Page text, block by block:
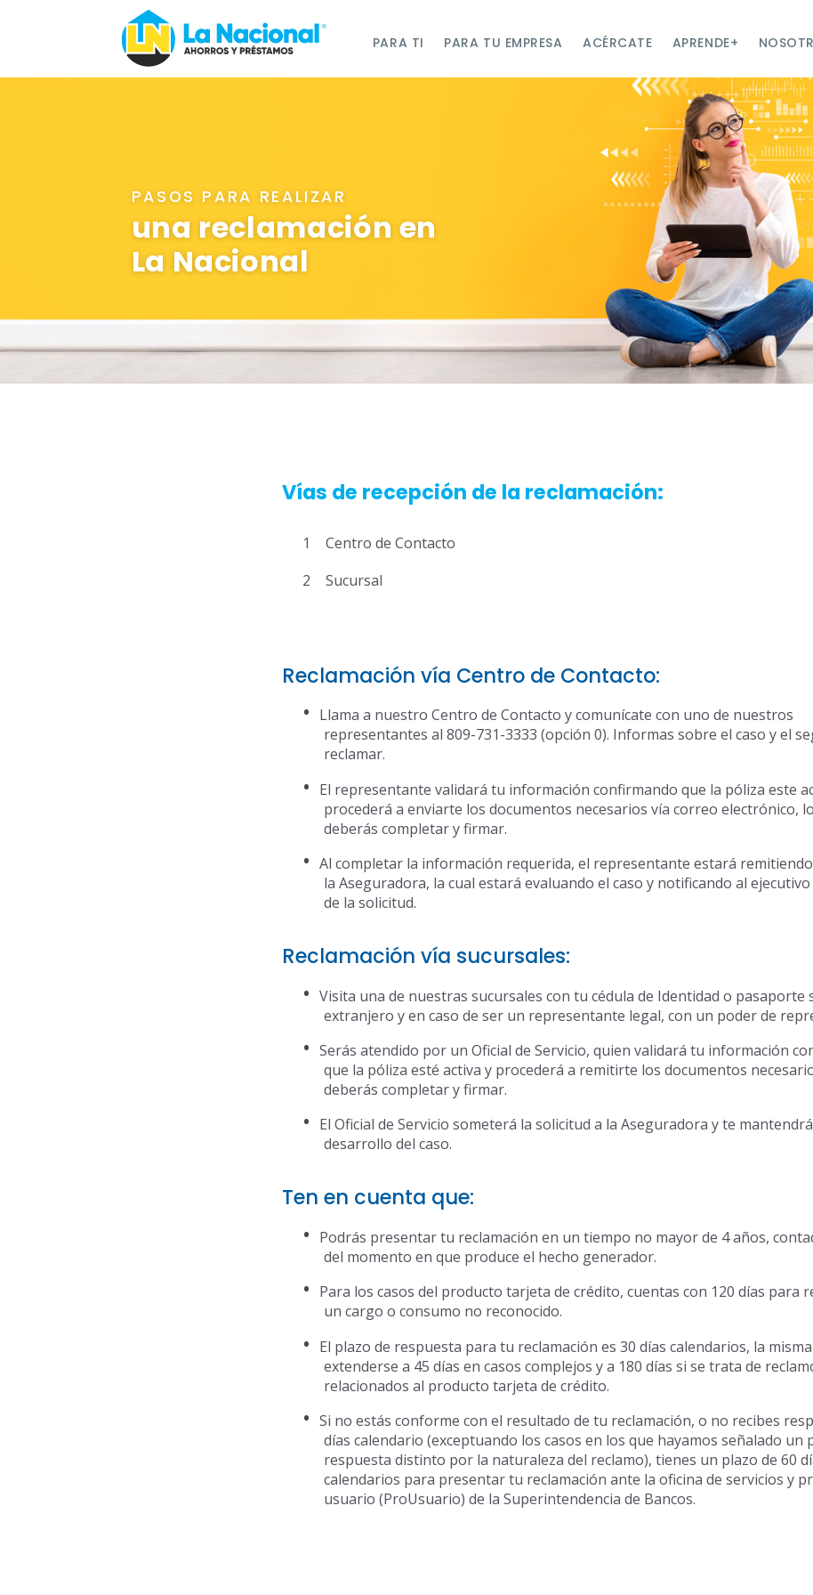
PARA TI PARA TU EMPRESA ACÉRCATE APRENDE+
PASOS PARA REALIZAR
una reclamación en
La Nacional
Vías de recepción de la reclamación:
Centro de Contacto
Sucursal
Reclamación vía Centro de Contacto:
Llama a nuestro Centro de Contacto y comunícate con uno de nuestros
representantes al 809-731-3333 (opción 0). Informas sobre el caso y el
reclamar.
El representante validará tu información confirmando que la póliza este
procederá a enviarte los documentos necesarios vía correo electrónico,
deberás completar y firmar.
Al completar la información requerida, el representante estará
la Aseguradora, la cual estará evaluando el caso y notificando al
de la solicitud.
Reclamación vía sucursales:
Visita una de nuestras sucursales con tu cédula de Identidad o pasaporte
extranjero y en caso de ser un representante legal, con un poder de
Serás atendido por un Oficial de Servicio, quien validará tu información
que la póliza esté activa y procederá a remitirte los documentos
deberás completar y firmar.
El Oficial de Servicio someterá la solicitud a la Aseguradora y te
desarrollo del caso.
Ten en cuenta que:
Podrás presentar tu reclamación en un tiempo no mayor de 4 años,
del momento en que produce el hecho generador.
Para los casos del producto tarjeta de crédito, cuentas con 120 días para
un cargo o consumo no reconocido.
El plazo de respuesta para tu reclamación es 30 días calendarios, la
extenderse a 45 días en casos complejos y a 180 días si se trata de
relacionados al producto tarjeta de crédito.
Si no estás conforme con el resultado de tu reclamación, o no recibes
días calendario (exceptuando los casos en los que hayamos señalado un
respuesta distinto por la naturaleza del reclamo), tienes un plazo de 60
calendarios para presentar tu reclamación ante la oficina de servicios y
usuario (ProUsuario) de la Superintendencia de Bancos.